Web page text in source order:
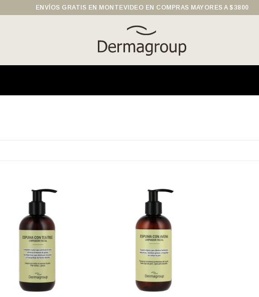
ENVÍOS GRATIS EN MONTEVIDEO EN COMPRAS MAYORES A $3800